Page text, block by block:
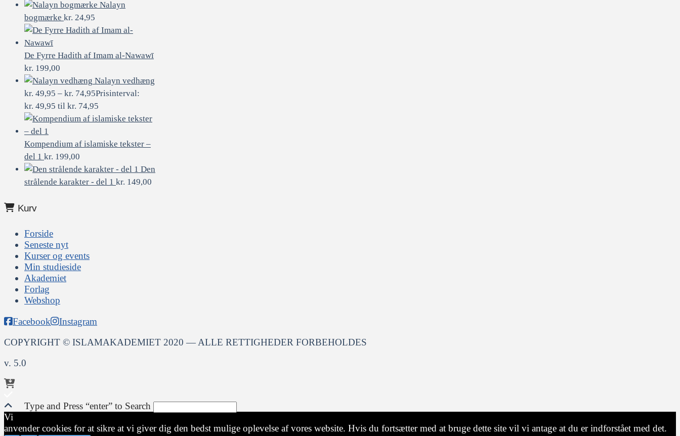
Nalayn
bogmærke kr. 24,95
De Fyrre Hadith af Imam al-Nawawī
kr. 199,00
Nalayn vedhæng
kr. 49,95 – kr. 74,95Prisinterval:
kr. 49,95 til kr. 74,95
Kompendium af islamiske tekster –
del 1 kr. 199,00
Den
strålende karakter - del 1 kr. 149,00
Kurv
Forside
Seneste nyt
Kurser og events
Min studieside
Akademiet
Forlag
Webshop
Facebook
Instagram
COPYRIGHT © ISLAMAKADEMIET 2020 — ALLE RETTIGHEDER FORBEHOLDES
v. 5.0
Type and Press “enter” to Search
Vi
anvender cookies for at sikre at vi giver dig den bedst mulige oplevelse af vores website. Hvis du fortsætter med at bruge dette site vil vi antage at du er indforstået med det.